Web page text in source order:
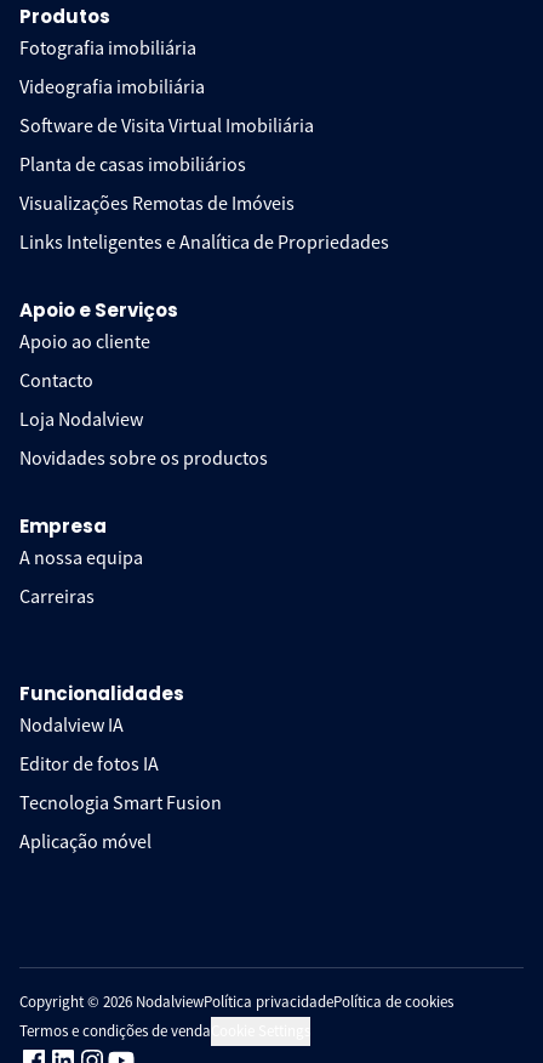
Produtos
Fotografia imobiliária
Videografia imobiliária
Software de Visita Virtual Imobiliária
Planta de casas imobiliários
Visualizações Remotas de Imóveis
Links Inteligentes e Analítica de Propriedades
Apoio e Serviços
Apoio ao cliente
Contacto
Loja Nodalview
Novidades sobre os productos
Empresa
A nossa equipa
Carreiras
Funcionalidades
Nodalview IA
Editor de fotos IA
Tecnologia Smart Fusion
Aplicação móvel
Copyright © 2026 NodalviewPolítica privacidadePolítica de cookies
Termos e condições de venda